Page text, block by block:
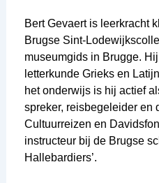
Bert Gevaert is leerkracht
Brugse Sint-
museumgids in Brugge.
letterkunde Grieks en
het onderwijs is hij actief
spreker, reisbegeleider en
Cultuurreizen en
instructeur bij de Brugse
Hallebardiers’.